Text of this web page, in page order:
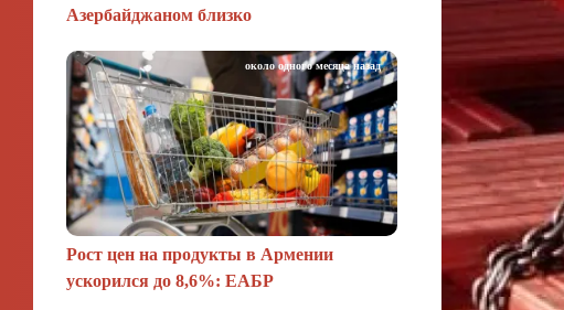
Азербайджаном близко
Рост цен на продукты в Армении
ускорился до 8,6%: ЕАБР
около одного месяца назад